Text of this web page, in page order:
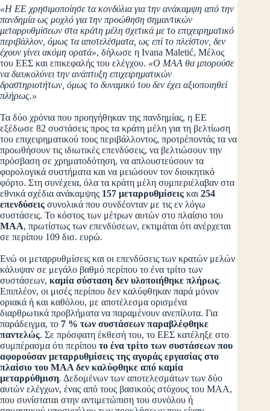
«Η ΕΕ χρησιμοποίησε τα κονδύλια για την ανάκαμψη από την
πανδημία ως μοχλό για την προώθηση σημαντικών
μεταρρυθμίσεων στα κράτη μέλη σχετικά με το επιχειρηματικό
περιβάλλον, όμως τα αποτελέσματα, ως επί το πλείστον, δεν
έχουν γίνει ακόμη ορατά», δήλωσε η Ivana Maletić, Μέλος
του ΕΕΣ και επικεφαλής του ελέγχου. «Ο ΜΑΑ θα μπορούσε
να διευκολύνει την ανάπτυξη επιχειρηματικών
δραστηριοτήτων, όμως το δυναμικό του δεν έχει αξιοποιηθεί
πλήρως.»
Τα δύο χρόνια που προηγήθηκαν της πανδημίας, η ΕΕ
εξέδωσε 82 συστάσεις προς τα κράτη μέλη για τη βελτίωση
του επιχειρηματικού τους περιβάλλοντος, προτρέποντάς τα να
προωθήσουν τις ιδιωτικές επενδύσεις, να βελτιώσουν την
πρόσβαση σε χρηματοδότηση, να απλουστεύσουν τα
φορολογικά συστήματα και να μειώσουν τον διοικητικό
φόρτο. Στη συνέχεια, όλα τα κράτη μέλη συμπεριέλαβαν στα
εθνικά σχέδια ανάκαμψης 157 μεταρρυθμίσεις και 254
επενδύσεις συνολικά που συνδέονταν με τις εν λόγω
συστάσεις. Το κόστος των μέτρων αυτών στο πλαίσιο του
ΜΑΑ, πρωτίστως των επενδύσεων, εκτιμάται ότι ανέρχεται
σε περίπου 109 δισ. ευρώ.
Ενώ οι μεταρρυθμίσεις και οι επενδύσεις των κρατών μελών
κάλυψαν σε μεγάλο βαθμό περίπου το ένα τρίτο των
συστάσεων, καμία σύσταση δεν υλοποιήθηκε πλήρως.
Επιπλέον, οι μισές περίπου δεν καλύφθηκαν παρά μόνον
οριακά ή και καθόλου, με αποτέλεσμα ορισμένα
διαρθρωτικά προβλήματα να παραμένουν ανεπίλυτα. Για
παράδειγμα, το 7 % των συστάσεων παραβλέφθηκε
παντελώς. Σε πρόσφατη έκθεσή του, το ΕΕΣ κατέληξε στο
συμπέρασμα ότι περίπου το ένα τρίτο των συστάσεων που
αφορούσαν μεταρρυθμίσεις της αγοράς εργασίας στο
πλαίσιο του ΜΑΑ δεν καλύφθηκε από καμία
μεταρρύθμιση. Δεδομένων των αποτελεσμάτων των δύο
αυτών ελέγχων, ένας από τους βασικούς στόχους του ΜΑΑ,
που συνίσταται στην αντιμετώπιση του συνόλου ή